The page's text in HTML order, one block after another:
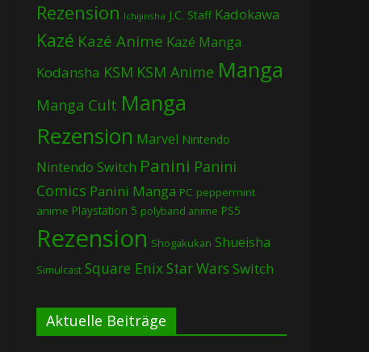
Rezension Ichijinsha J.C. Staff Kadokawa
Kazé Kazé Anime Kazé Manga
Kodansha KSM KSM Anime Manga
Manga Cult Manga
Rezension Marvel Nintendo
Nintendo Switch Panini Panini
Comics Panini Manga PC peppermint
anime Playstation 5 polyband anime PS5
Rezension Shogakukan Shueisha
Simulcast Square EnixStar Wars Switch
Aktuelle Beiträge